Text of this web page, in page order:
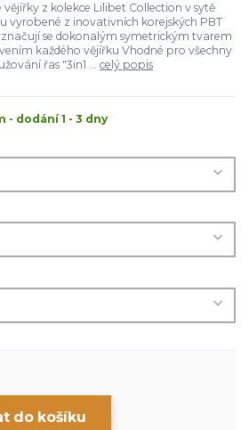
z kolekce Lilibet Collection v sytě
vyrobené z inovativních korejských PBT
se dokonalým symetrickým tvarem
každého vějířku Vhodné pro všechny
řas "3in1 ... celý popis
- dodání 1 - 3 dny
do košíku